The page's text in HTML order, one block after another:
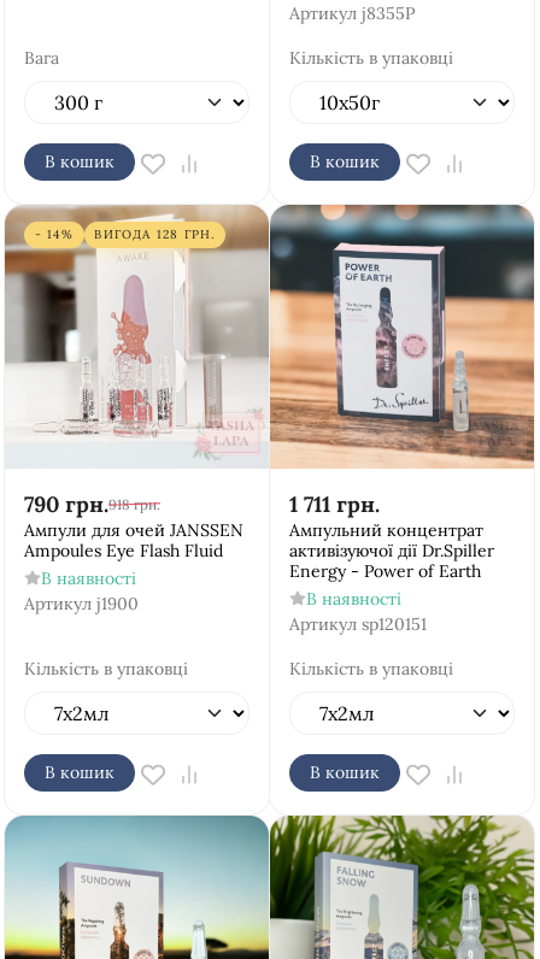
Вага
В кошик
Артикул j8355P
Кількість в упаковці
В кошик
- 14% ВИГОДА 128 ГРН.
790 грн.918 грн.
Ампули для очей JANSSEN
Ampoules Eye Flash Fluid
В наявності
Артикул j1900
Кількість в упаковці
В кошик
1 711 грн.
Ампульний концентрат
активізуючої дії Dr.Spiller
Energy - Power of Earth
В наявності
Артикул sp120151
Кількість в упаковці
В кошик